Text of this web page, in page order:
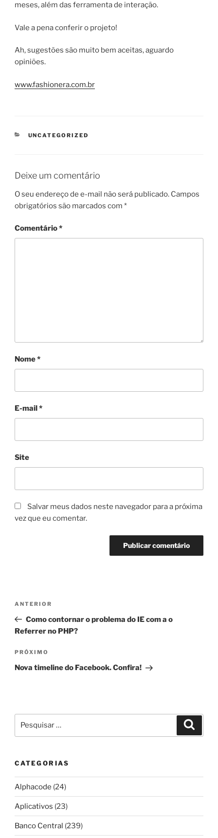
meses, além das ferramenta de interação.
Vale a pena conferir o projeto!
Ah, sugestões são muito bem aceitas, aguardo
opiniões.
www.fashionera.com.br
CATEGORIAS
UNCATEGORIZED
Deixe um comentário
O seu endereço de e-mail não será publicado. Campos
obrigatórios são marcados com *
Comentário*
Nome*
E-mail*
Site
Salvar meus dados neste navegador para a próxima
vez que eu comentar.
Post
Post
anterior
ANTERIOR
Como contornar o problema do IE com a o
Referrer no PHP?
Próximo
post
PRÓXIMO
Nova timeline do Facebook. Confira!
por:
CATEGORIAS
Alphacode (24)
Aplicativos (23)
Banco Central (239)